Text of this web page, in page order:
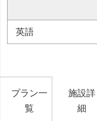
英語
プラン一
覧
施設詳
細